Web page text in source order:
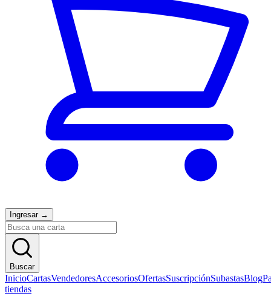
Ingresar →
Buscar
InicioCartasVendedoresAccesoriosOfertasSuscripciónSubastasBlog
tiendas